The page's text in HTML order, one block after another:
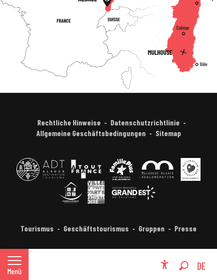
Menü DE
FR
Rechtliche Hinweise
Datenschutzrichtlinie
Allgemeine Geschäftsbedingungen
Sitemap
Tourismus Geschäftstourismus Gruppen Presse